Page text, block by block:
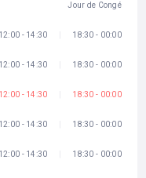
Jour de Congé
12:00 - 14:30 18:30 - 00:00
12:00 - 14:30 18:30 - 00:00
12:00 - 14:30 18:30 - 00:00
12:00 - 14:30 18:30 - 00:00
12:00 - 14:30 18:30 - 00:00